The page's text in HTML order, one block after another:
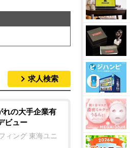
求人検索
れの大手企業有
ビュー
ィング 東海ユニ